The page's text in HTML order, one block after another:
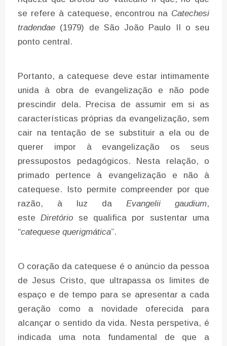
se refere à catequese, encontrou na Catechesi
tradendae (1979) de São João Paulo II o seu
ponto central.
Portanto, a catequese deve estar intimamente
unida à obra de evangelização e não pode
prescindir dela. Precisa de assumir em si as
características próprias da evangelização, sem
cair na tentação de se substituir a ela ou de
querer impor à evangelização os seus
pressupostos pedagógicos. Nesta relação, o
primado pertence à evangelização e não à
catequese. Isto permite compreender por que
razão, à luz da Evangelii gaudium,
esteDiretório se qualifica por sustentar uma
“catequese querigmática”.
O coração da catequese é o anúncio da pessoa
de Jesus Cristo, que ultrapassa os limites de
espaço e de tempo para se apresentar a cada
geração como a novidade oferecida para
alcançar o sentido da vida. Nesta perspetiva, é
indicada uma nota fundamental de que a